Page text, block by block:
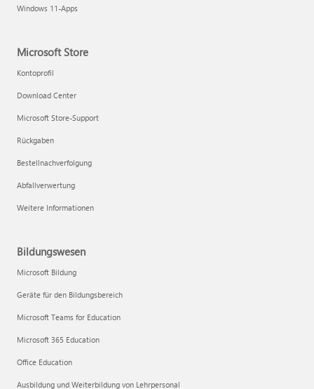
Windows 11-Apps
Microsoft Store
Kontoprofil
Download Center
Microsoft Store-Support
Rückgaben
Bestellnachverfolgung
Abfallverwertung
Weitere Informationen
Bildungswesen
Microsoft Bildung
Geräte für den Bildungsbereich
Microsoft Teams for Education
Microsoft 365 Education
Office Education
Ausbildung und Weiterbildung von Lehrpersonal